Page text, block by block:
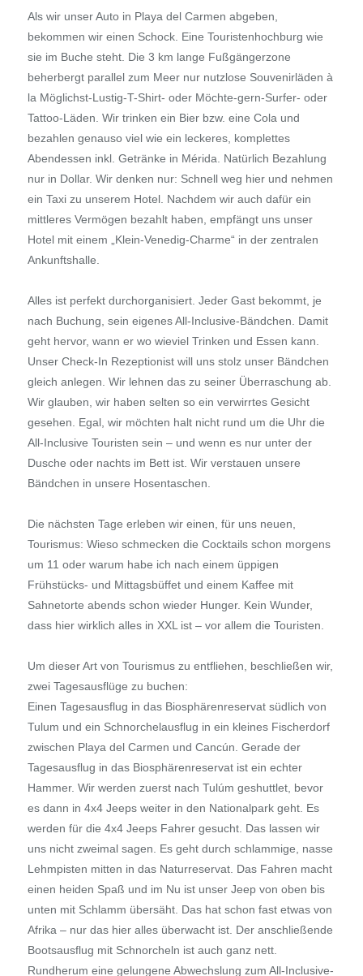
Als wir unser Auto in Playa del Carmen abgeben,
bekommen wir einen Schock. Eine Touristenhochburg wie
sie im Buche steht. Die 3 km lange Fußgängerzone
beherbergt parallel zum Meer nur nutzlose Souvenirläden à
la Möglichst-Lustig-T-Shirt- oder Möchte-gern-Surfer- oder
Tattoo-Läden. Wir trinken ein Bier bzw. eine Cola und
bezahlen genauso viel wie ein leckeres, komplettes
Abendessen inkl. Getränke in Mérida. Natürlich Bezahlung
nur in Dollar. Wir denken nur: Schnell weg hier und nehmen
ein Taxi zu unserem Hotel. Nachdem wir auch dafür ein
mittleres Vermögen bezahlt haben, empfängt uns unser
Hotel mit einem „Klein-Venedig-Charme“ in der zentralen
Ankunftshalle.
Alles ist perfekt durchorganisiert. Jeder Gast bekommt, je
nach Buchung, sein eigenes All-Inclusive-Bändchen. Damit
geht hervor, wann er wo wieviel Trinken und Essen kann.
Unser Check-In Rezeptionist will uns stolz unser Bändchen
gleich anlegen. Wir lehnen das zu seiner Überraschung ab.
Wir glauben, wir haben selten so ein verwirrtes Gesicht
gesehen. Egal, wir möchten halt nicht rund um die Uhr die
All-Inclusive Touristen sein – und wenn es nur unter der
Dusche oder nachts im Bett ist. Wir verstauen unsere
Bändchen in unsere Hosentaschen.
Die nächsten Tage erleben wir einen, für uns neuen,
Tourismus: Wieso schmecken die Cocktails schon morgens
um 11 oder warum habe ich nach einem üppigen
Frühstücks- und Mittagsbüffet und einem Kaffee mit
Sahnetorte abends schon wieder Hunger. Kein Wunder,
dass hier wirklich alles in XXL ist – vor allem die Touristen.
Um dieser Art von Tourismus zu entfliehen, beschließen wir,
zwei Tagesausflüge zu buchen:
Einen Tagesausflug in das Biosphärenreservat südlich von
Tulum und ein Schnorchelausflug in ein kleines Fischerdorf
zwischen Playa del Carmen und Cancún. Gerade der
Tagesausflug in das Biosphärenreservat ist ein echter
Hammer. Wir werden zuerst nach Tulúm geshuttlet, bevor
es dann in 4x4 Jeeps weiter in den Nationalpark geht. Es
werden für die 4x4 Jeeps Fahrer gesucht. Das lassen wir
uns nicht zweimal sagen. Es geht durch schlammige, nasse
Lehmpisten mitten in das Naturreservat. Das Fahren macht
einen heiden Spaß und im Nu ist unser Jeep von oben bis
unten mit Schlamm übersäht. Das hat schon fast etwas von
Afrika – nur das hier alles überwacht ist. Der anschließende
Bootsausflug mit Schnorcheln ist auch ganz nett.
Rundherum eine gelungene Abwechslung zum All-Inclusive-